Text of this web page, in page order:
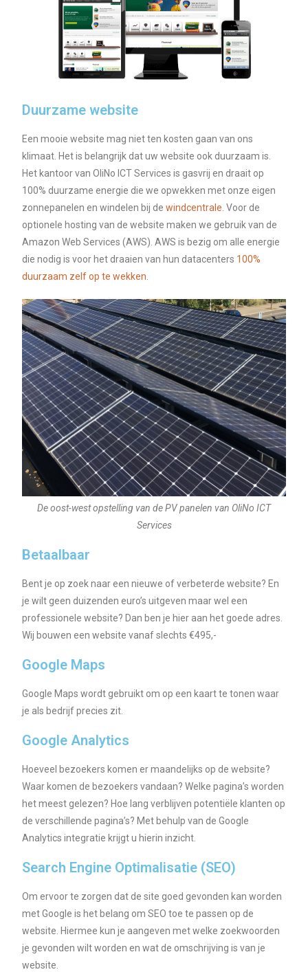
Duurzame website
Een mooie website mag niet ten kosten gaan van ons
klimaat. Het is belangrijk dat uw website ook duurzaam is.
Het kantoor van OliNo ICT Services is gasvrij en draait op
100% duurzame energie die we opwekken met onze eigen
zonnepanelen en windelen bij dewindcentrale . Voor de
optionele hosting van de website maken we gebruik van de
Amazon Web Services (AWS). AWS is bezig om alle energie
die nodig is voor het draaien van hun datacenters 100%
duurzaam zelf op te wekken
De oost-west opstelling van de PV panelen van OliNo ICT
Services
Betaalbaar
Bent je op zoek naar een nieuwe of verbeterde website? En
je wilt geen duizenden euro’s uitgeven maar wel een
professionele website? Dan ben je hier aan het goede adres.
Wij bouwen een website vanaf slechts €495,-
Google Maps
Google Maps wordt gebruikt om op een kaart te tonen waar
je als bedrijf precies zit.
Google Analytics
Hoeveel bezoekers komen er maandelijks op de website?
Waar komen de bezoekers vandaan? Welke pagina’s worden
het meest gelezen? Hoe lang verblijven potentiële klanten op
de verschillende pagina’s? Met behulp van de Google
Analytics integratie krijgt u hierin inzicht.
Search Engine Optimalisatie (SEO)
Om ervoor te zorgen dat de site goed gevonden kan worden
met Google is het belang om SEO toe te passen op de
website. Hiermee kun je aangeven met welke zoekwoorden
je gevonden wilt worden en wat de omschrijving is van je
website.